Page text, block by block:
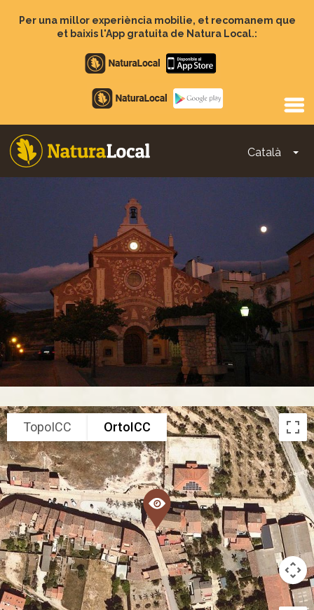
Per una millor experiència mobilie, et recomanem que
et baixis l'App gratuita de Natura Local.:
Apple
store
Google
Play
Català
Main
TopoICC OrtoICC